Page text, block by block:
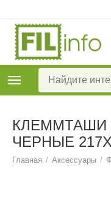
КЛЕММТАШИ
ЧЕРНЫЕ
Главная / Аксессуары /